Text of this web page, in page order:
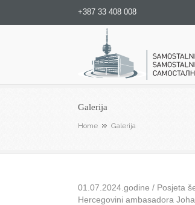
+387 33 408 008
Samostalni
Galerija
Home Galerija
01.07.2024.godine / Posjeta
Hercegovini ambasadora